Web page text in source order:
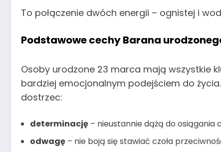
To połączenie dwóch energii – ognistej i
Podstawowe cechy Barana
Osoby urodzone 23 marca mają wszystkie
bardziej emocjonalnym podejściem do
dostrzec:
determinację – nieustannie dążą do osiągania
odwagę – nie boją się stawiać czoła